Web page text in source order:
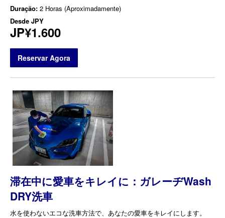
Duração: 2 Horas (Aproximadamente)
Desde JPY
JP¥1.600
Reservar Agora
滞在中に愛車をキレイに：ガレーヂWash
DRY洗車
水を使わないエコな洗車方法で、あなたの愛車をキレイにします。